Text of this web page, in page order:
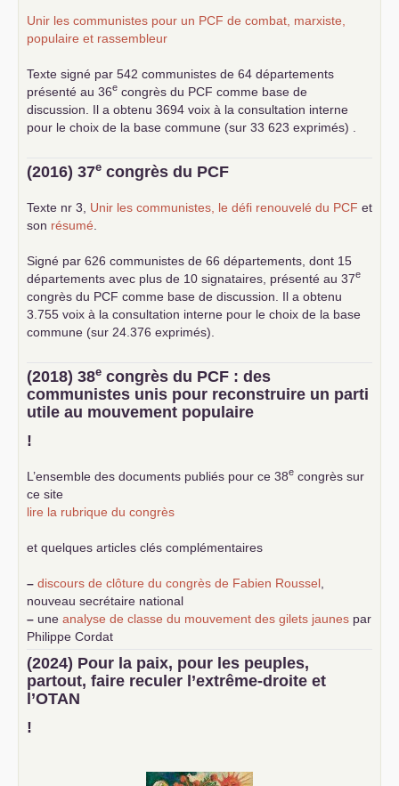
Unir les communistes pour un PCF de combat, marxiste,
populaire et rassembleur
Texte signé par 542 communistes de 64 départements
présenté au 36e congrès du PCF comme base de
discussion. Il a obtenu 3694 voix à la consultation interne
pour le choix de la base commune (sur 33 623 exprimés) .
(2016) 37e congrès du PCF
Texte nr 3, Unir les communistes, le défi renouvelé du PCF et
son résumé
Signé par 626 communistes de 66 départements, dont 15
départements avec plus de 10 signataires, présenté au 37e
congrès du PCF comme base de discussion. Il a obtenu
3.755 voix à la consultation interne pour le choix de la base
commune (sur 24.376 exprimés).
(2018) 38e congrès du PCF : des
communistes unis pour reconstruire un parti
utile au mouvement populaire
!
L’ensemble des documents publiés pour ce 38e congrès sur
ce site
lire la rubrique du congrès
et quelques articles clés complémentaires
– discours de clôture du congrès de Fabien Roussel
nouveau secrétaire national
– une analyse de classe du mouvement des gilets jaunes par
Philippe Cordat
–
un texte de Jean-Claude Delaunay
le marxisme est la
science sociale de notre temps
–un appel proposé aux partis communistes et ouvrier
d’Europe
–
(2024) Pour la paix, pour les peuples,
partout, faire reculer l’extrême-droite et
l’OTAN
!